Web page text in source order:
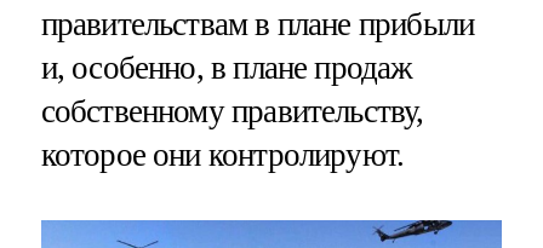
правительствам в плане прибыли
и, особенно, в плане продаж
собственному правительству,
которое они контролируют.